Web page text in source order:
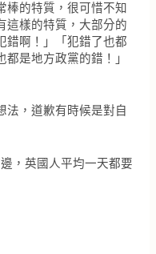
棒的特質，很可惜不知
這樣的特質，大部分的
錯啊！」「犯錯了也都
是地方政黨的錯！」
法，道歉有時候是對自
，英國人平均一天都要